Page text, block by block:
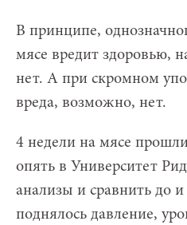
В принципе,
мясе вредит здоровью,
нет. А при скромном
вреда, возможно, нет.
4 недели на мясе
опять в Университет
анализы и сравнить до и
поднялось давление,